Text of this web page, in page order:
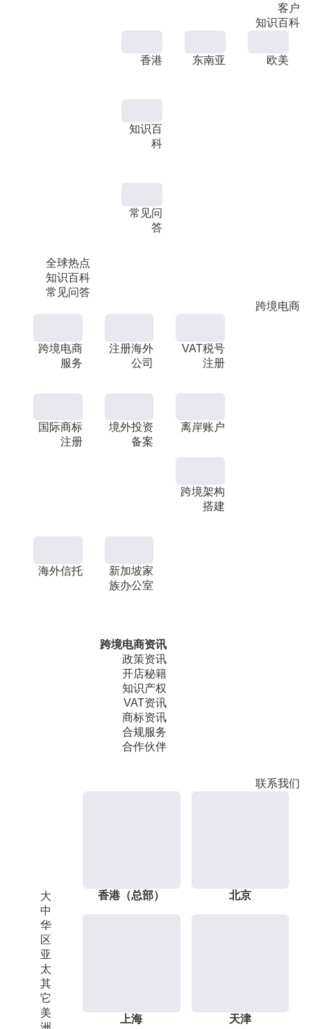
客户
知识百科
全球热点
知识百科
常见问答
香港 东南亚 欧美
知识百
科
常见问
答
跨境电商
跨境电商
服务
注册海外
公司
VAT税号
注册
国际商标
注册
境外投资
备案
离岸账户
跨境架构
搭建
海外信托
新加坡家
族办公室
跨境电商资讯
政策资讯
开店秘籍
知识产权
VAT资讯
商标资讯
合规服务
合作伙伴
联系我们
大
中
华
区
亚
太
其
它
美
香港（总部） 北京
上海 天津